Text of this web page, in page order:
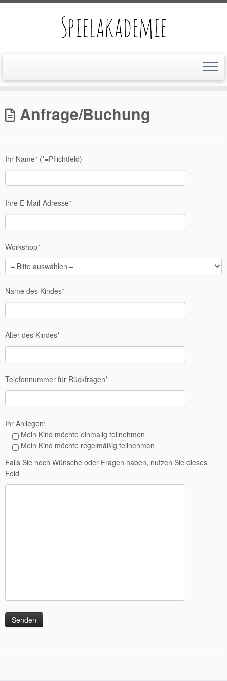
Inhalt
springenAnfrage/Buchung
Ihr Name* (*=Pflichtfeld)
Ihre E-Mail-Adresse*
Workshop*
Name des Kindes*
Alter des Kindes*
Telefonnummer für Rückfragen*
Ihr Anliegen:
Mein Kind möchte einmalig teilnehmen
Mein Kind möchte regelmäßig teilnehmen
Falls Sie noch Wünsche oder Fragen haben, nutzen Sie dieses
Feld